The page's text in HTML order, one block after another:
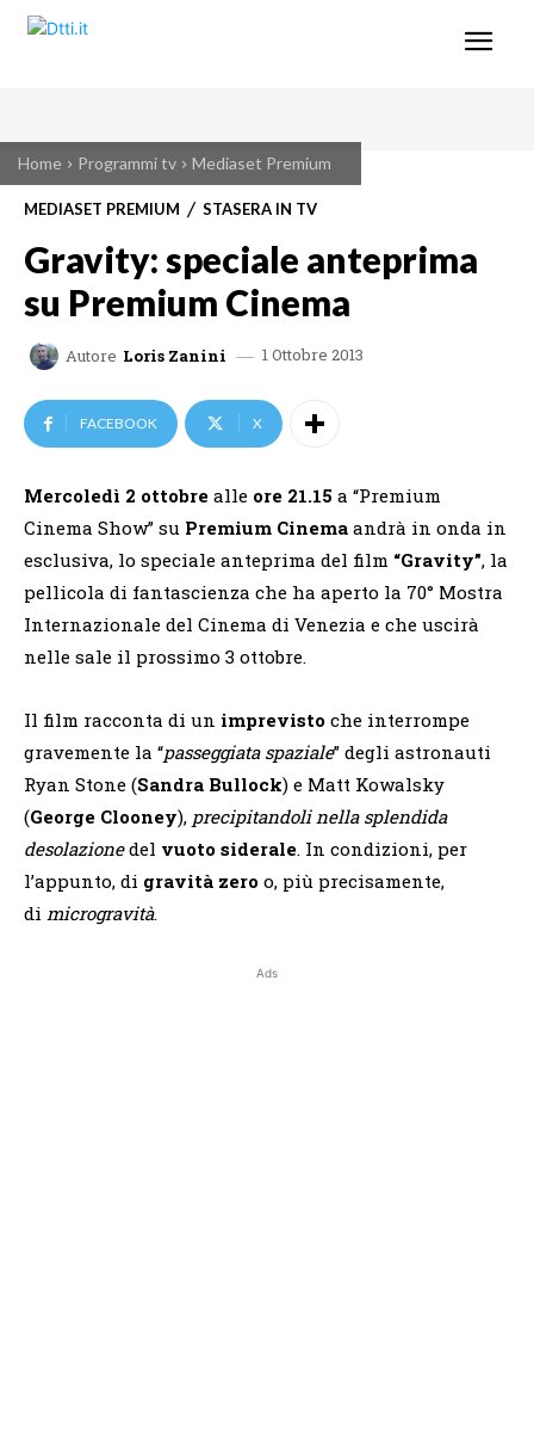
Home Programmi tv Mediaset Premium
MEDIASET PREMIUM STASERA IN TV
Gravity: speciale anteprima
su Premium Cinema
Autore Loris Zanini 1 Ottobre 2013
FACEBOOK X
Mercoledì 2 ottobre alle ore 21.15 a “Premium
Cinema Show” su Premium Cinema andrà in onda in
esclusiva, lo speciale anteprima del film “Gravity”, la
pellicola di fantascienza che ha aperto la 70° Mostra
Internazionale del Cinema di Venezia e che uscirà
nelle sale il prossimo 3 ottobre.
Il film racconta di un imprevisto che interrompe
gravemente la “passeggiata spaziale” degli astronauti
Ryan Stone (Sandra Bullock) e Matt Kowalsky
(George Clooney), precipitandoli nella splendida
desolazionedel vuoto siderale. In condizioni, per
l’appunto, di gravità zero o, più precisamente,
di microgravità.
Ads